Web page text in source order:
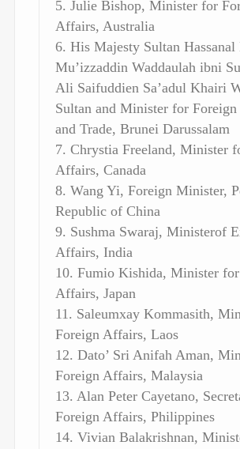
5. Julie Bishop, Minister for
Affairs, Australia
6. His Majesty Sultan
Mu’izzaddin Waddaulah ibni
Ali Saifuddien Sa’adul Khairi
Sultan and Minister for
and Trade, Brunei Darussalam
7. Chrystia Freeland, Minister
Affairs, Canada
8. Wang Yi, Foreign Minister,
Republic of China
9. Sushma Swaraj, Ministerof
Affairs, India
10. Fumio Kishida, Minister
Affairs, Japan
11. Saleumxay Kommasith,
Foreign Affairs, Laos
12. Dato’ Sri Anifah Aman,
Foreign Affairs, Malaysia
13. Alan Peter Cayetano,
Foreign Affairs, Philippines
14. Vivian Balakrishnan,